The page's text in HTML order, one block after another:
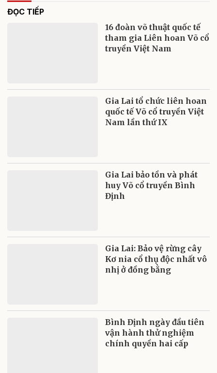
ĐỌC TIẾP
16 đoàn võ thuật quốc tế
tham gia Liên hoan Võ cổ
truyền Việt Nam
Gia Lai tổ chức liên hoan
quốc tế Võ cổ truyền Việt
Nam lần thứ IX
Gia Lai bảo tồn và phát
huy Võ cổ truyền Bình
Định
Gia Lai: Bảo vệ rừng cây
Kơ nia cổ thụ độc nhất vô
nhị ở đồng bằng
Bình Định ngày đầu tiên
vận hành thử nghiệm
chính quyền hai cấp